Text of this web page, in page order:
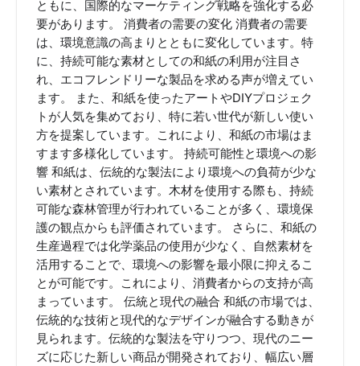
ともに、国際的なマーケティング戦略を強化する必
要があります。 消費者の需要の変化 消費者の需要
は、環境意識の高まりとともに変化しています。特
に、持続可能な素材としての和紙の利用が注目さ
れ、エコフレンドリーな製品を求める声が増えてい
ます。 また、和紙を使ったアートやDIYプロジェク
トが人気を集めており、特に若い世代が新しい使い
方を提案しています。これにより、和紙の市場はま
すます多様化しています。 持続可能性と環境への影
響 和紙は、伝統的な製法により環境への負荷が少な
い素材とされています。木材を使用する際も、持続
可能な森林管理が行われていることが多く、環境保
護の観点からも評価されています。 さらに、和紙の
生産過程では化学薬品の使用が少なく、自然素材を
活用することで、環境への影響を最小限に抑えるこ
とが可能です。これにより、消費者からの支持が高
まっています。 伝統と現代の融合 和紙の市場では、
伝統的な技術と現代的なデザインが融合する動きが
見られます。伝統的な製法を守りつつ、現代のニー
ズに応じた新しい商品が開発されており、幅広い層